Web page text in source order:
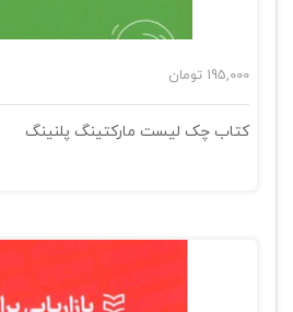
195,000 تومان
کتاب چک لیست مارکتینگ پلنینگ